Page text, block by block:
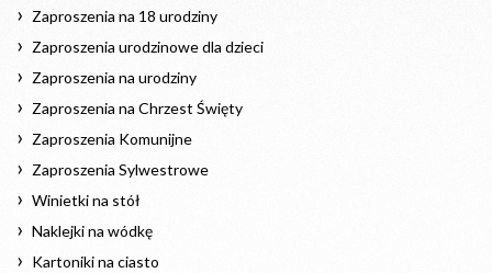
Zaproszenia na 18 urodziny
Zaproszenia urodzinowe dla dzieci
Zaproszenia na urodziny
Zaproszenia na Chrzest Święty
Zaproszenia Komunijne
Zaproszenia Sylwestrowe
Winietki na stół
Naklejki na wódkę
Kartoniki na ciasto